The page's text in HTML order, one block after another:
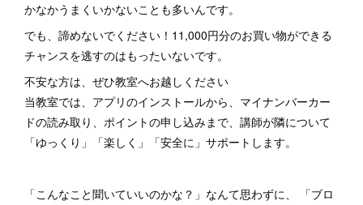
かなかうまくいかないことも多いんです。
でも、諦めないでください！11,000円分のお買い物ができる
チャンスを逃すのはもったいないです。
不安な方は、ぜひ教室へお越しください
当教室では、アプリのインストールから、マイナンバーカー
ドの読み取り、ポイントの申し込みまで、講師が隣について
「ゆっくり」「楽しく」「安全に」サポートします。
「こんなこと聞いていいのかな？」なんて思わずに、 「ブロ